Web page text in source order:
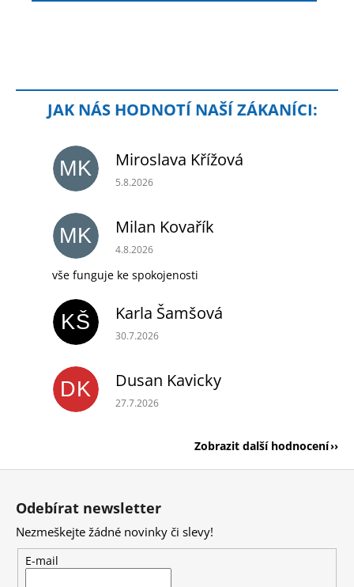
MK Miroslava Křížová
Hodnocení obchodu je 5 z 5 hvězdiček.
5.8.2026
MK Milan Kovařík
Hodnocení obchodu je 5 z 5 hvězdiček.
4.8.2026
vše funguje ke spokojenosti
KŠ Karla Šamšová
Hodnocení obchodu je 5 z 5 hvězdiček.
30.7.2026
DK Dusan Kavicky
Hodnocení obchodu je 5 z 5 hvězdiček.
27.7.2026
Zobrazit další hodnocení
Odebírat newsletter
Nezmeškejte žádné novinky či slevy!
E-mail